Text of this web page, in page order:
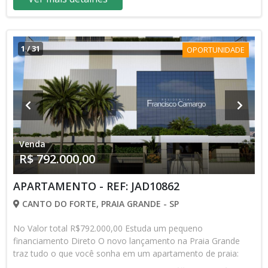
COMERCIAIS, ESCOLAS, POSTOS DE SAÚDE, PONTOS DE
procura, só encontra aqui!!! Não deixe pra depois, aproveite
agora! Nos reservamos no direito de erros de digitações e
alterações de valores sem aviso prévio. Entre em contato e
agende sua visita: (13) 98818.0025 | ☎️ (13) 3472-7844 Av.
Presidente Kennedy, 10.073 – Maracanã – Praia Grande JADS
CORRETOR DE IMÓVEIS Excelente opção para quem busca
conforto, praticidade e morar pertinho do mar com ótimo
custo-benefício!
1/31 OPORTUNIDADE
Venda
R$ 792.000,00
APARTAMENTO - REF: JAD10862
CANTO DO FORTE, PRAIA GRANDE - SP
No Valor total R$792.000,00 Estuda um pequeno
financiamento Direto O novo lançamento na Praia Grande
traz tudo o que você sonha em um apartamento de praia: